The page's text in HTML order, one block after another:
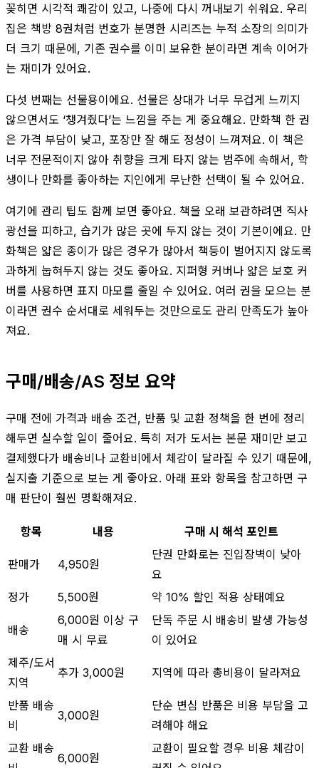
꽂히면 시각적 쾌감이 있고, 나중에 다시 꺼내보기 쉬워요. 우리
집은 책방 8권처럼 번호가 분명한 시리즈는 누적 소장의 의미가
더 크기 때문에, 기존 권수를 이미 보유한 분이라면 계속 이어가
는 재미가 있어요.
다섯 번째는 선물용이에요. 선물은 상대가 너무 무겁게 느끼지
않으면서도 ‘챙겨줬다’는 느낌을 주는 게 중요해요. 만화책 한 권
은 가격 부담이 낮고, 포장만 잘 해도 정성이 느껴져요. 이 책은
너무 전문적이지 않아 취향을 크게 타지 않는 범주에 속해서, 학
생이나 만화를 좋아하는 지인에게 무난한 선택이 될 수 있어요.
여기에 관리 팁도 함께 보면 좋아요. 책을 오래 보관하려면 직사
광선을 피하고, 습기가 많은 곳에 두지 않는 것이 기본이에요. 만
화책은 얇은 종이가 많은 경우가 많아서 책등이 벌어지지 않도록
과하게 눕혀두지 않는 것도 좋아요. 지퍼형 커버나 얇은 보호 커
버를 사용하면 표지 마모를 줄일 수 있어요. 여러 권을 모으는 분
이라면 권수 순서대로 세워두는 것만으로도 관리 만족도가 높아
져요.
구매/배송/AS 정보 요약
구매 전에 가격과 배송 조건, 반품 및 교환 정책을 한 번에 정리
해두면 실수할 일이 줄어요. 특히 저가 도서는 본문 재미만 보고
결제했다가 배송비나 교환비에서 체감이 달라질 수 있기 때문에,
실지출 기준으로 보는 게 좋아요. 아래 표와 항목을 참고하면 구
매 판단이 훨씬 명확해져요.
항목 내용 구매 시 해석 포인트
판매가 4,950원
단권 만화로는 진입장벽이 낮아
요
정가
5,500원 약 10% 할인 적용 상태예요
배송
6,000원 이상 구
매 시 무료
단독 주문 시 배송비 발생 가능성
이 있어요
제주/도서
지역
추가 3,000원 지역에 따라 총비용이 달라져요
반품 배송
비
3,000원
단순 변심 반품은 비용 부담을 고
려해야 해요
교환 배송
6,000원
교환이 필요할 경우 비용 체감이